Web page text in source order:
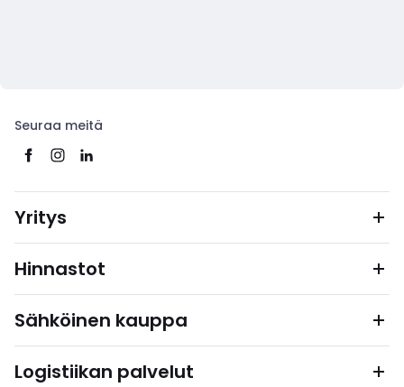
Seuraa meitä
Yritys
Hinnastot
Sähköinen kauppa
Logistiikan palvelut